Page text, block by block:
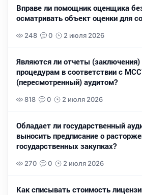
Вправе ли помощник оценщика
осматривать объект оценки для
248 0 2 июля 2026
Являются ли отчеты
процедурам в соответствии с
(пересмотренный) аудитом?
818 0 2 июля 2026
Обладает ли государственный
выносить предписание о
государственных закупках?
270 0 2 июля 2026
Как списывать стоимость